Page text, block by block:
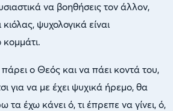
να βοηθήσεις τον άλλον,
ψυχολογικά είναι
ο Θεός και να πάει κοντά του,
για να με έχει ψυχικά ήρεμο, θα
έχω κάνει ό, τι έπρεπε να γίνει, ό,